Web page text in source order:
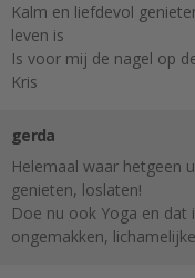
Kalm en liefdevol
leven is
Is voor mij de nagel op
Kris
gerda
Helemaal waar hetgeen
genieten, loslaten!
Doe nu ook Yoga en dat
ongemakken,